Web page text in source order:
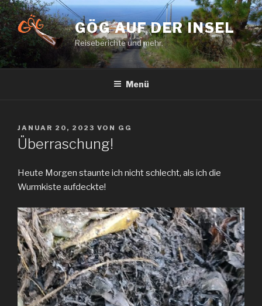
Zum
Inhalt
springen
GÖG AUF DER INSEL
Reiseberichte und mehr.
Menü
VERÖFFENTLICHT
AM
JANUAR 20, 2023 VON GG
Überraschung!
Heute Morgen staunte ich nicht schlecht, als ich die
Wurmkiste aufdeckte!